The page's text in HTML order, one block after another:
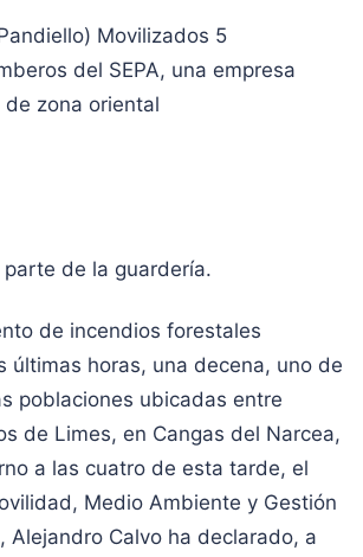
Movilizados 5
del SEPA, una empresa
zona oriental
parte de la guardería.
de incendios forestales
últimas horas, una decena, uno de
poblaciones ubicadas entre
de Limes, en Cangas del Narcea,
a las cuatro de esta tarde, el
Medio Ambiente y Gestión
Alejandro Calvo ha declarado, a